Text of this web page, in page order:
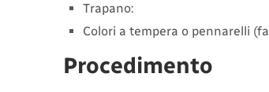
Trapano:
Colori a tempera o pennarelli
Procedimento